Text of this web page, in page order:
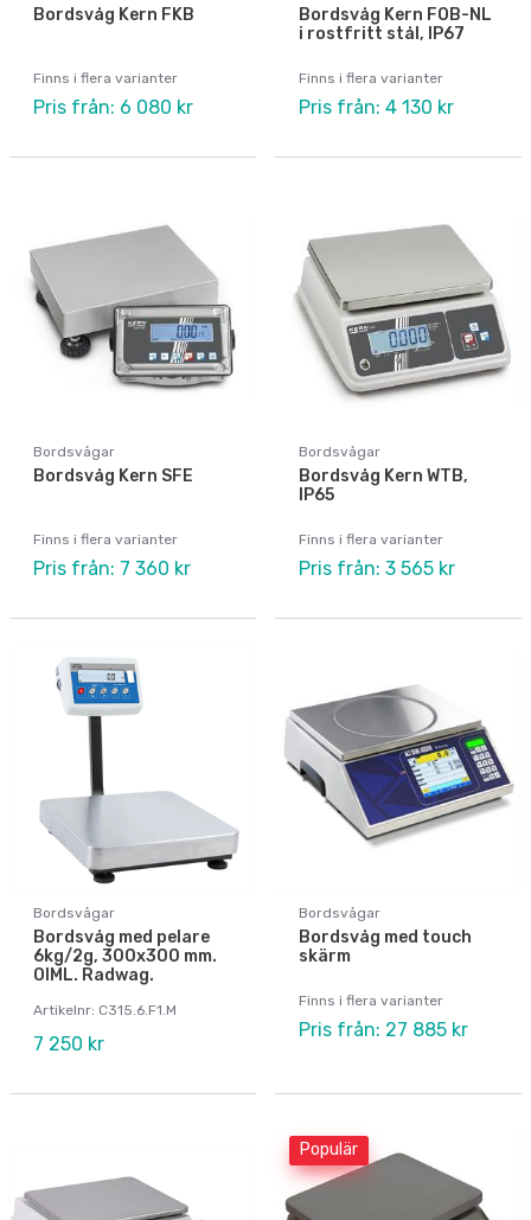
Bordsvåg Kern FKB
Finns i flera varianter
Pris från: 6 080 kr
Bordsvåg Kern FOB-NL
i rostfritt stål, IP67
Finns i flera varianter
Pris från: 4 130 kr
Bordsvågar
Bordsvåg Kern SFE
Finns i flera varianter
Pris från: 7 360 kr
Bordsvågar
Bordsvåg Kern WTB,
IP65
Finns i flera varianter
Pris från: 3 565 kr
Bordsvågar
Bordsvåg med pelare
6kg/2g, 300x300 mm.
OIML. Radwag.
Artikelnr: C315.6.F1.M
7 250 kr
Bordsvågar
Bordsvåg med touch
skärm
Finns i flera varianter
Pris från: 27 885 kr
Populär